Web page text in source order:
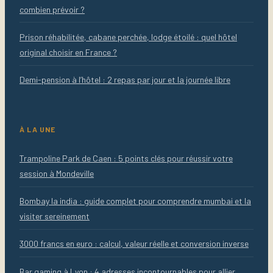
combien prévoir ?
Prison réhabilitée, cabane perchée, lodge étoilé : quel hôtel
original choisir en France ?
Demi-pension à l’hôtel : 2 repas par jour et la journée libre
À LA UNE
Trampoline Park de Caen : 5 points clés pour réussir votre
session à Mondeville
Bombay la india : guide complet pour comprendre mumbai et la
visiter sereinement
3000 francs en euro : calcul, valeur réelle et conversion inverse